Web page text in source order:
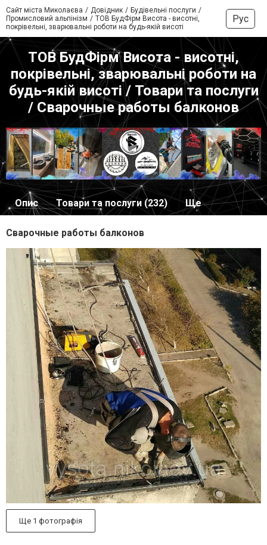
Сайт міста Миколаєва Довідник
Будівельні послуги
Промисловий альпінізм
ТОВ БудФірм Висота - висотні,
покрівельні, зварювальні роботи на будь-якій висоті
Рус
ТОВ БудФірм Висота - висотні,
покрівельні, зварювальні роботи на
будь-якій висоті / Товари та послуги
/ Сварочные работы балконов
Опис Товари та послуги (232) Ще
Сварочные работы балконов
Ще 1 фотографія